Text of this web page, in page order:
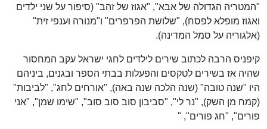
"המטריה הגדולה של אבא", "אגוז של זהב" (סיפור על שני ילדים
ואגוז מופלא לפסח), "שלושת הפרפרים" ו"מנורה וענפי זית"
(אלגוריה על סמל המדינה).
קיפניס הרבה לכתוב שירים לילדים לחגי ישראל עקב המחסור
שהיה אז בשירים לטקסים והפעלות בבתי הספר ובגנים, ביניהם
היו "שנה טובה" (שנה הלכה שנה באה), "אורחים לחג", "לביבות"
(קמח מן השק), "נר לי", "סביבון סוב סוב סוב", "שימו שמן", "אני
פורים", "חג פורים", "